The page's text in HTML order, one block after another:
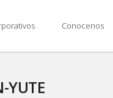
Conocenos
YUTE